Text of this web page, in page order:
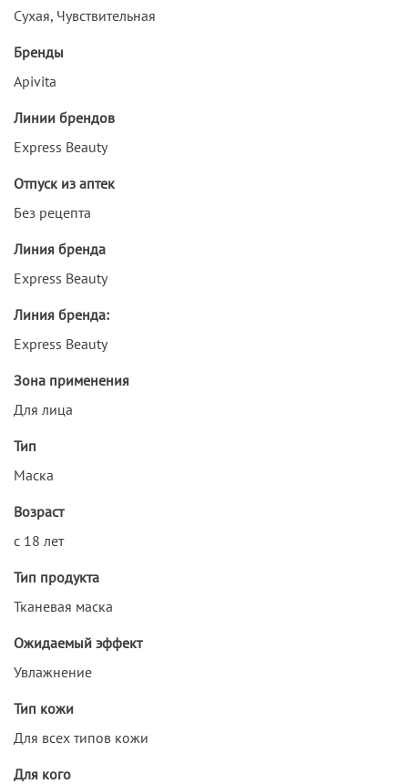
Сухая, Чувствительная
Бренды
Apivita
Линии брендов
Express Beauty
Отпуск из аптек
Без рецепта
Линия бренда
Express Beauty
Линия бренда:
Express Beauty
Зона применения
Для лица
Тип
Маска
Возраст
с 18 лет
Тип продукта
Тканевая маска
Ожидаемый эффект
Увлажнение
Тип кожи
Для всех типов кожи
Для кого